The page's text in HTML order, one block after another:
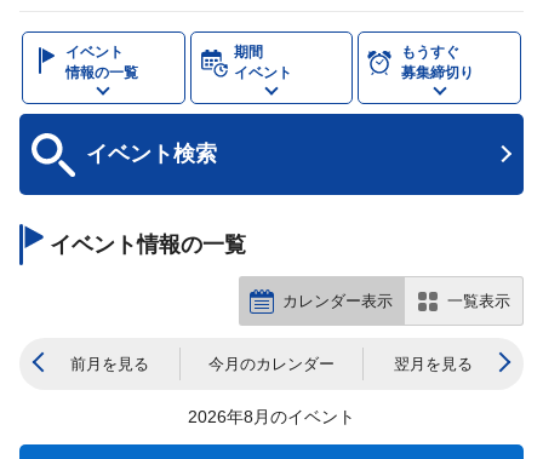
イベント
情報の一覧
期間
イベント
もうすぐ
募集締切り
イベント検索
イベント情報の一覧
カレンダー表示 一覧表示
前月を見る 今月のカレンダー 翌月を見る
2026年8月のイベント